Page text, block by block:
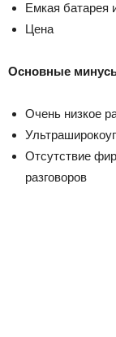
Емкая батарея
Цена
Основные
Очень низкое
Отсутствие
разговоров